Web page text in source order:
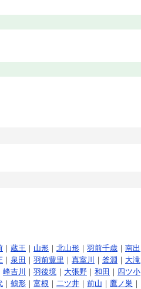
｜ 蔵王 ｜ 山形 ｜ 北山形 ｜ 羽前千歳 ｜ 南出
｜ 泉田 ｜ 羽前豊里 ｜ 真室川 ｜ 釜淵 ｜ 大滝
峰吉川 ｜ 羽後境 ｜ 大張野 ｜ 和田 ｜ 四ツ小
｜ 鶴形 ｜ 富根 ｜ 二ツ井 ｜ 前山 ｜ 鷹ノ巣 ｜